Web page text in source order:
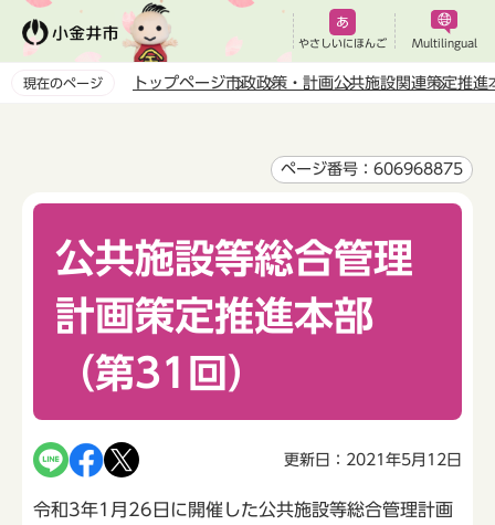
ペ
やさしいにほんご Multilingual
現在のページ トップページ市政政策・計画公共施設関連策定推進
ページ番号：606968875
公共施設等総合管理
計画策定推進本部
（第31回）
更新日：2021年5月12日
令和3年1月26日に開催した公共施設等総合管理計画